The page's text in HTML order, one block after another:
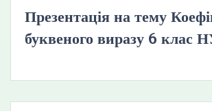
Презентація на тему
буквеного виразу 6 клас